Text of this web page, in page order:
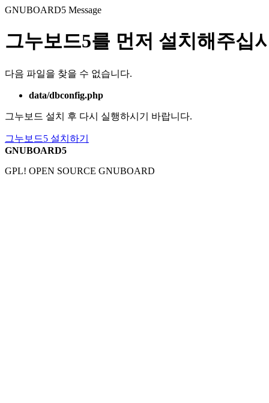
GNUBOARD5 Message
그누보드5를 먼저 설치해주십
다음 파일을 찾을 수 없습니다.
data/dbconfig.php
그누보드 설치 후 다시 실행하시기 바랍니다.
그누보드5 설치하기
GNUBOARD5
GPL! OPEN SOURCE GNUBOARD